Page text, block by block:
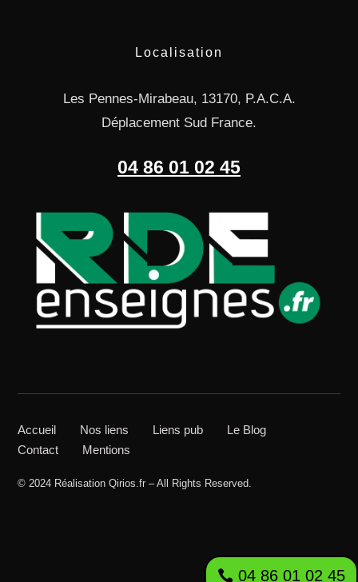
04 86 01 02 45
Localisation
Les Pennes-Mirabeau, 13170, P.A.C.A.
Déplacement Sud France.
04 86 01 02 45
Accueil Nos liens Liens pub
Le Blog
Contact
Mentions
© 2024 Réalisation Qirios.fr – All Rights Reserved.